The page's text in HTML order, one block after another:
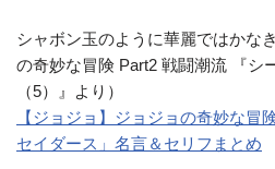
シャボン玉のように華麗ではかな
の奇妙な冒険 Part2 戦闘潮流 『
（5）』より）
【ジョジョ】ジョジョの奇妙な冒
セイダース」名言＆セリフまとめ